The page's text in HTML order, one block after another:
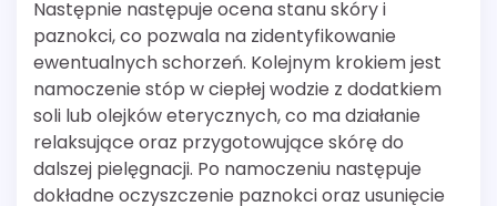
Następnie następuje ocena stanu skóry i
paznokci, co pozwala na zidentyfikowanie
ewentualnych schorzeń. Kolejnym krokiem jest
namoczenie stóp w ciepłej wodzie z dodatkiem
soli lub olejków eterycznych, co ma działanie
relaksujące oraz przygotowujące skórę do
dalszej pielęgnacji. Po namoczeniu następuje
dokładne oczyszczenie paznokci oraz usunięcie